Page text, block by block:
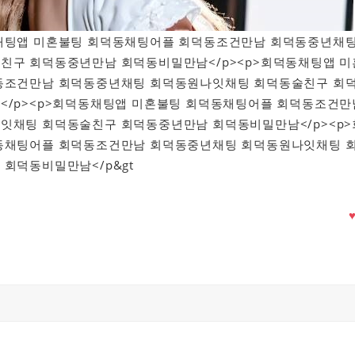
앱 미혼불팅 회덕동채팅어플 회덕동조건만남 회덕동중년채
구 회덕동중년만남 회덕동비밀만남</p><p>회덕동채팅앱 미
건만남 회덕동중년채팅 회덕동원나잇채팅 회덕동술친구 회
p><p>회덕동채팅앱 미혼불팅 회덕동채팅어플 회덕동조건만
채팅 회덕동술친구 회덕동중년만남 회덕동비밀만남</p><p>
팅어플 회덕동조건만남 회덕동중년채팅 회덕동원나잇채팅
회덕동비밀만남</p&gt